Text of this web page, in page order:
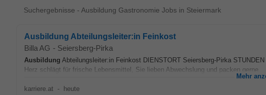
Suchergebnisse - Ausbildung Gastronomie Jobs in Steiermark
Ausbildung Abteilungsleiter:in Feinkost
Billa AG - Seiersberg-Pirka
Ausbildung Abteilungsleiter:in Feinkost DIENSTORT Seiersberg-Pirka
Herz schlägt für frische Lebensmittel, Sie lieben Abwechslung und packen gerne...
Mehr
karriere.at - heute